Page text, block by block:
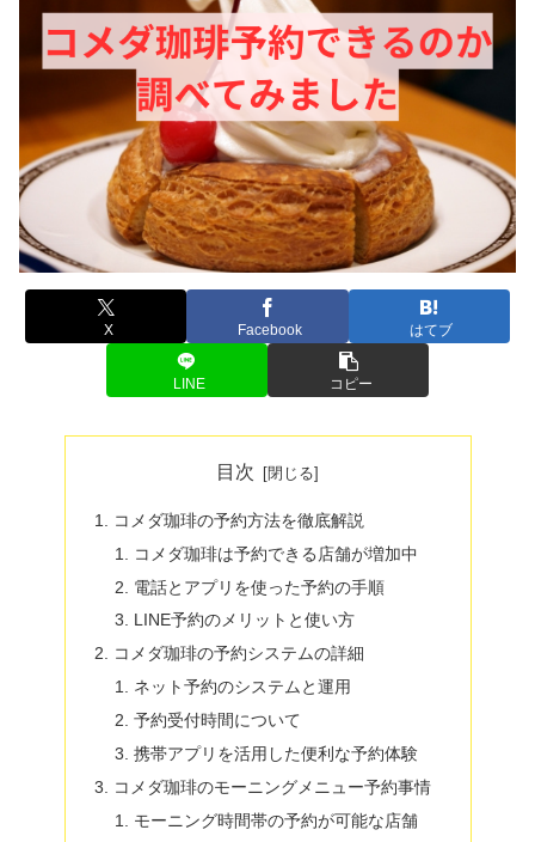
X Facebook はてブ
LINE コピー
目次
コメダ珈琲の予約方法を徹底解説
コメダ珈琲は予約できる店舗が増加中
電話とアプリを使った予約の手順
LINE予約のメリットと使い方
コメダ珈琲の予約システムの詳細
ネット予約のシステムと運用
予約受付時間について
携帯アプリを活用した便利な予約体験
コメダ珈琲のモーニングメニュー予約事情
モーニング時間帯の予約が可能な店舗